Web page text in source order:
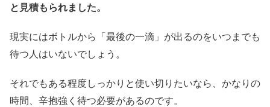
と見積もられました。
現実にはボトルから「最後の一滴」が出るのをいつまでも
待つ人はいないでしょう。
それでもある程度しっかりと使い切りたいなら、かなりの
時間、辛抱強く待つ必要があるのです。